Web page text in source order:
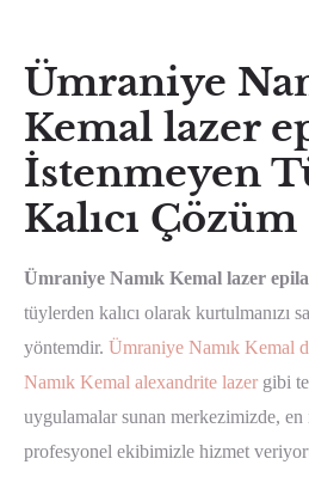
Ümraniye
Kemal lazer
İstenmeyen
Kalıcı Çözüm
Ümraniye Namık Kemal lazer
tüylerden kalıcı olarak kurtulmanızı
yöntemdir. Ümraniye Namık Kemal
Namık Kemal alexandrite lazer gibi
uygulamalar sunan merkezimizde, en
profesyonel ekibimizle hizmet